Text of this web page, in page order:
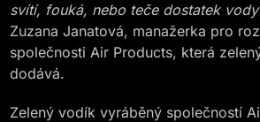
svítí, fouká, nebo teče dostatek
Zuzana Janatová, manažerka pro
společnosti Air Products, která
dodává.
Zelený vodík vyráběný společností